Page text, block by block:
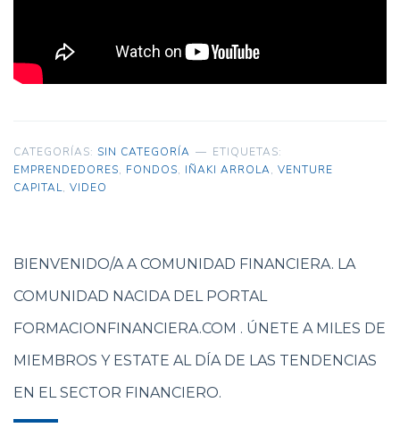
CATEGORÍAS: SIN CATEGORÍA
ETIQUETAS:
EMPRENDEDORES, FONDOS, IÑAKI ARROLA, VENTURE
CAPITAL, VIDEO
BIENVENIDO/A A COMUNIDAD FINANCIERA. LA
COMUNIDAD NACIDA DEL PORTAL
FORMACIONFINANCIERA.COM . ÚNETE A MILES DE
MIEMBROS Y ESTATE AL DÍA DE LAS TENDENCIAS
EN EL SECTOR FINANCIERO.